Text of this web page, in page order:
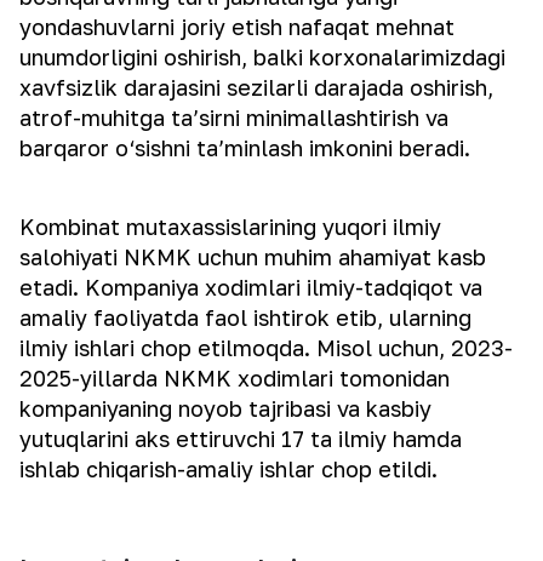
yondashuvlarni joriy etish nafaqat mehnat
unumdorligini oshirish, balki korxonalarimizdagi
xavfsizlik darajasini sezilarli darajada oshirish,
atrof-muhitga ta’sirni minimallashtirish va
barqaror o‘sishni ta’minlash imkonini beradi.
Kombinat mutaxassislarining yuqori ilmiy
salohiyati NKMK uchun muhim ahamiyat kasb
etadi. Kompaniya xodimlari ilmiy-tadqiqot va
amaliy faoliyatda faol ishtirok etib, ularning
ilmiy ishlari chop etilmoqda. Misol uchun, 2023-
2025-yillarda NKMK xodimlari tomonidan
kompaniyaning noyob tajribasi va kasbiy
yutuqlarini aks ettiruvchi 17 ta ilmiy hamda
ishlab chiqarish-amaliy ishlar chop etildi.